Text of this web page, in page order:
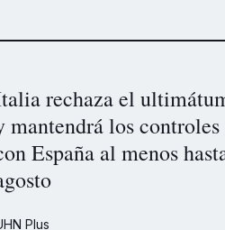
rechaza el
mantendrá los
España al menos
Plus